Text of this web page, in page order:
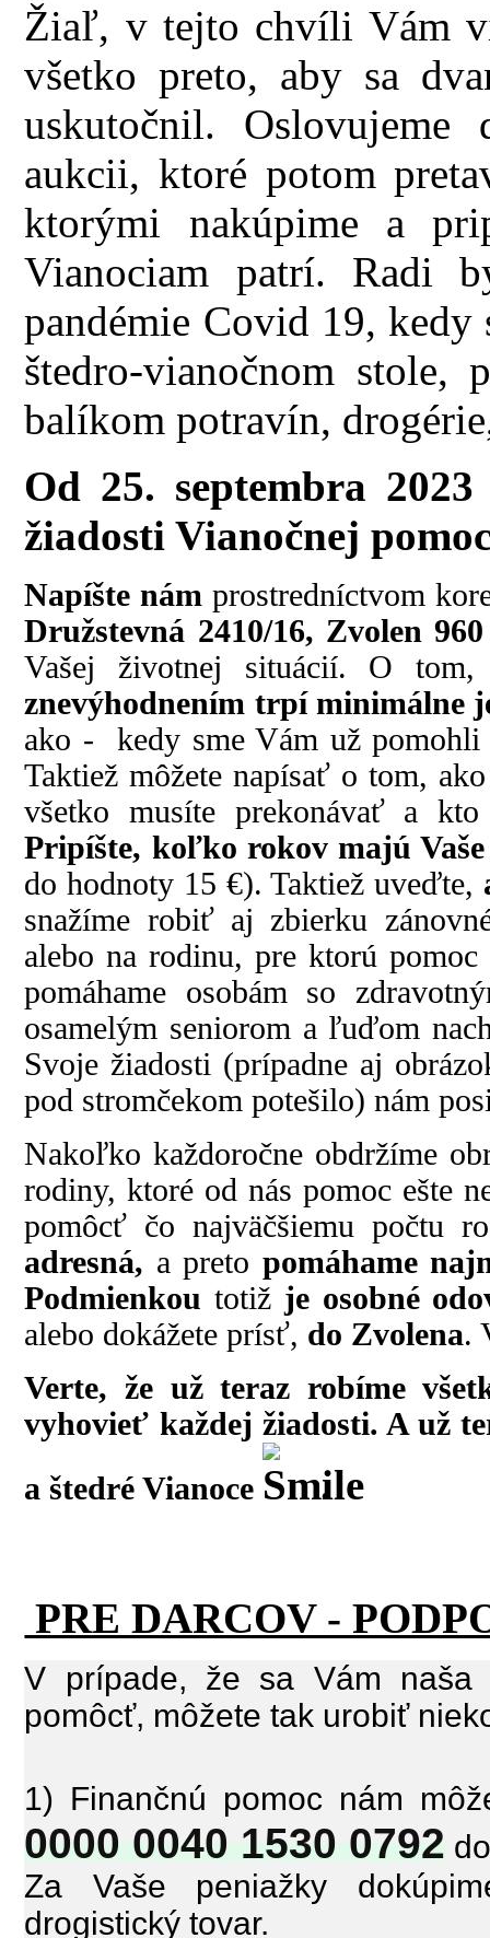
Žiaľ, v tejto chvíli Vám
všetko preto, aby sa
uskutočnil. Oslovujeme
aukcii, ktoré potom
ktorými nakúpime a
Vianociam patrí. Radi
pandémie Covid 19, kedy
štedro-vianočnom stole,
balíkom potravín,
Od 25. septembra
žiadosti Vianočnej
Napíšte nám prostredníctvom
Družstevná 2410/16, Zvolen
Vašej životnej situácií. O
znevýhodnením trpí minimálne
ako - kedy sme Vám už
Taktiež môžete napísať o tom,
všetko musíte prekonávať a
Pripíšte, koľko rokov majú
do hodnoty 15 €). Taktiež uveďte,
snažíme robiť aj zbierku
alebo na rodinu, pre ktorú
pomáhame osobám so
osamelým seniorom a ľuďom
Svoje žiadosti (prípadne aj
pod stromčekom potešilo) nám
Nakoľko každoročne obdržíme
rodiny, ktoré od nás pomoc ešte
pomôcť čo najväčšiemu počtu
adresná, a preto pomáhame
Podmienkou totiž je osobné
alebo dokážete prísť, do Zvolena.
Verte, že už teraz robíme
vyhovieť každej žiadosti. A už
a štedré Vianoce
.
PRE DARCOV -
V prípade, že sa Vám naša
pomôcť, môžete tak urobiť
1) Finančnú pomoc nám
0000 0040 1530 0792
Za Vaše peniažky
drogistický tovar.